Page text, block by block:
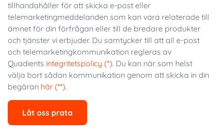
tillhandahåller för att skicka e-post eller
telemarketingmeddelanden som kan vara relaterade till
ämnet för din förfrågan eller till de bredare produkter
och tjänster vi erbjuder. Du samtycker till att all e-post
och telemarketingkommunikation regleras av
Quadients integritetspolicy (*). Du kan när som helst
välja bort sådan kommunikation genom att skicka in din
begäran här (**).
Låt oss prata